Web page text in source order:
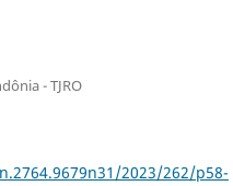
- TJRO
2023/262/p58-